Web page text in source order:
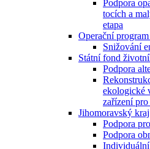
Podpora
tocích a
etapa
Operační
Snižování
Státní fond
Podpora
ekologické
zařízení
Jihomoravský kraj
Podpora
Podpora
Individuální